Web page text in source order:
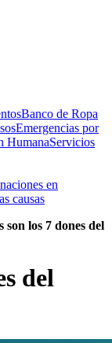
Banco de Ropa
Emergencias por
HumanaServicios
en
causas
son los 7 dones del
del